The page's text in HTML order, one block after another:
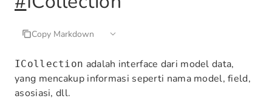
Copy Markdown
ICollection adalah interface dari model data,
yang mencakup informasi seperti nama model, field,
asosiasi, dll.